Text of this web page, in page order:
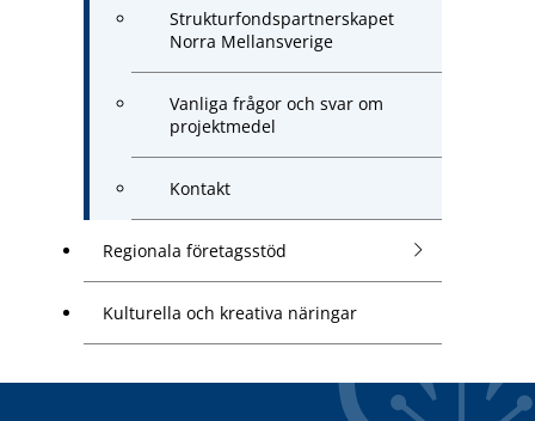
Strukturfondspartnerskapet
Norra Mellansverige
Vanliga frågor och svar om
projektmedel
Kontakt
Regionala företagsstöd
Kulturella och kreativa näringar